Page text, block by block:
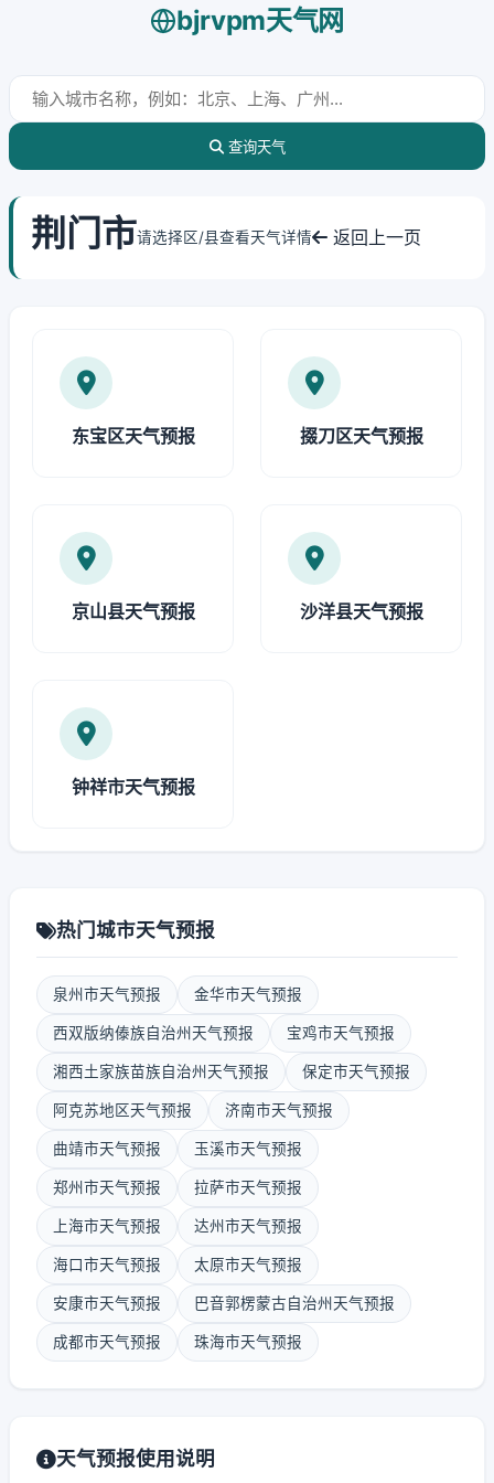
bjrvpm天气网
查询天气
荆门市请选择区/县查看天气详情 返回上一页
东宝区天气预报 掇刀区天气预报
京山县天气预报 沙洋县天气预报
钟祥市天气预报
热门城市天气预报
泉州市天气预报 金华市天气预报
西双版纳傣族自治州天气预报 宝鸡市天气预报
湘西土家族苗族自治州天气预报 保定市天气预报
阿克苏地区天气预报 济南市天气预报
曲靖市天气预报 玉溪市天气预报
郑州市天气预报 拉萨市天气预报
上海市天气预报 达州市天气预报
海口市天气预报 太原市天气预报
安康市天气预报 巴音郭楞蒙古自治州天气预报
成都市天气预报 珠海市天气预报
天气预报使用说明